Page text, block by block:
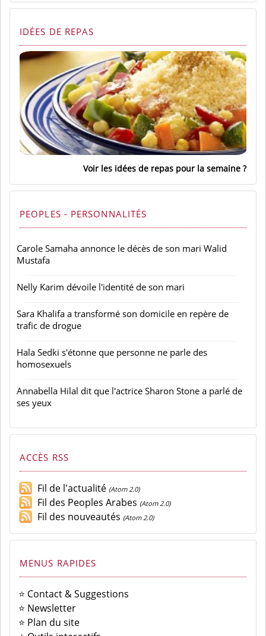
IDÉES DE REPAS
Voir les idées de repas pour la semaine
PEOPLES - PERSONNALITÉS
Carole Samaha annonce le décès de son mari Walid
Mustafa
Nelly Karim dévoile l'identité de son mari
Sara Khalifa a transformé son domicile en repère de
trafic de drogue
Hala Sedki s'étonne que personne ne parle des
homosexuels
Annabella Hilal dit que l'actrice Sharon Stone a parlé de
ses yeux
ACCÈS RSS
Fil de l'actualité (Atom 2.0)
Fil des Peoples Arabes (Atom 2.0)
Fil des nouveautés (Atom 2.0)
MENUS RAPIDES
⭐ Contact & Suggestions
⭐ Newsletter
⭐ Plan du site